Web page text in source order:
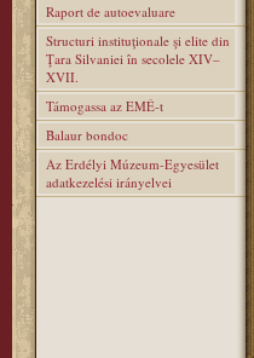
Raport de autoevaluare
Structuri instituţionale şi elite din
Ţara Silvaniei în secolele XIV–
XVII.
Támogassa az EMÉ-t
Balaur bondoc
Az Erdélyi Múzeum-Egyesület
adatkezelési irányelvei